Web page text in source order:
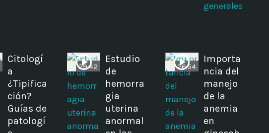
generales
Citologí
a
¿Tipifica
ción?
Guías de
patologí
29:42
Estudio
de
hemorra
gia
uterina
anormal
26:54
Importa
ncia del
manejo
de la
anemia
en